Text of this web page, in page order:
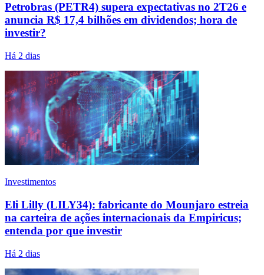
Petrobras (PETR4) supera expectativas no 2T26 e
anuncia R$ 17,4 bilhões em dividendos; hora de
investir?
Há 2 dias
Investimentos
Eli Lilly (LILY34): fabricante do Mounjaro estreia
na carteira de ações internacionais da Empiricus;
entenda por que investir
Há 2 dias